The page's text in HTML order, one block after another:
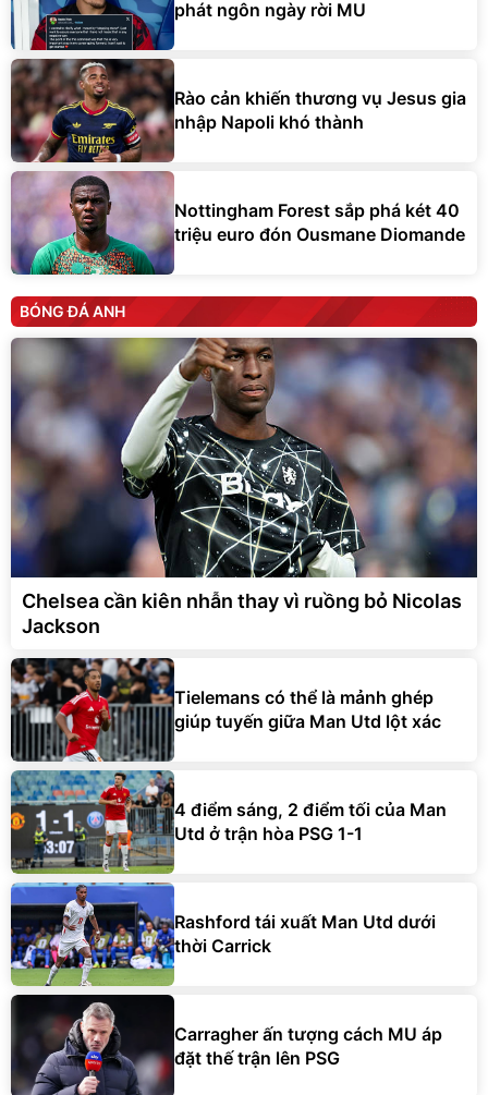
phát ngôn ngày rời MU
Rào cản khiến thương vụ Jesus gia
nhập Napoli khó thành
Nottingham Forest sắp phá két 40
triệu euro đón Ousmane Diomande
BÓNG ĐÁ ANH
Chelsea cần kiên nhẫn thay vì ruồng bỏ Nicolas
Jackson
Tielemans có thể là mảnh ghép
giúp tuyến giữa Man Utd lột xác
4 điểm sáng, 2 điểm tối của Man
Utd ở trận hòa PSG 1-1
Rashford tái xuất Man Utd dưới
thời Carrick
Carragher ấn tượng cách MU áp
đặt thế trận lên PSG